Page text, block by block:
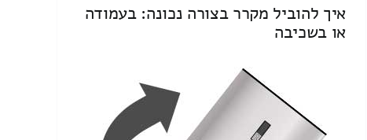
איך להוביל מקרר בצורה נכונה: בעמודה
או בשכיבה